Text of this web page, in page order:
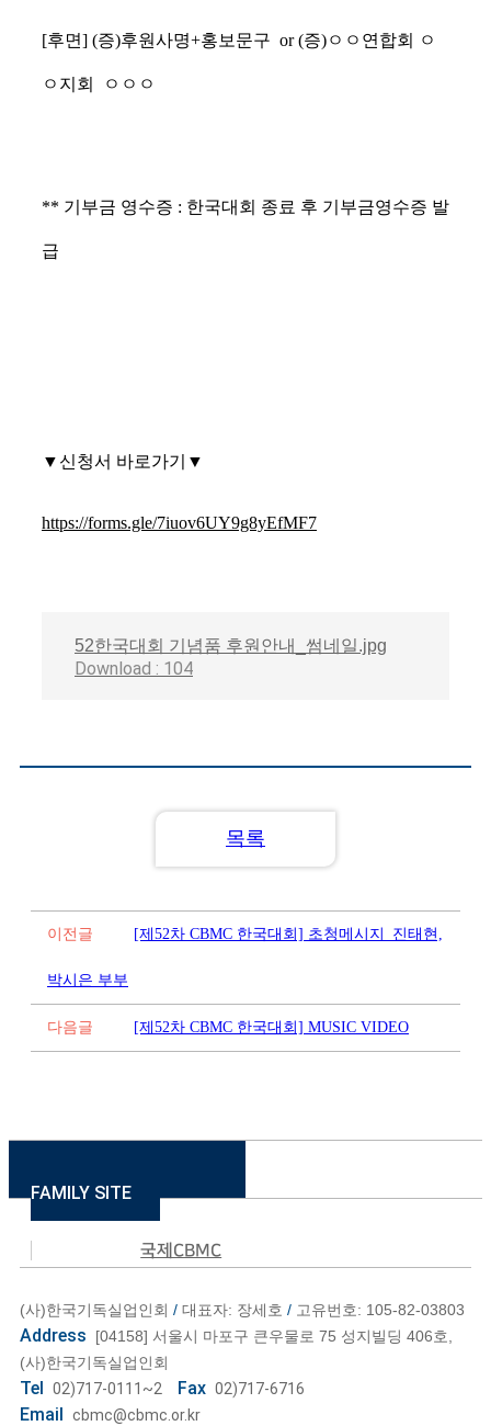
[후면] (증)후원사명+홍보문구 or (증)ㅇㅇ연합회 ㅇ
ㅇ지회 ㅇㅇㅇ
** 기부금 영수증 : 한국대회 종료 후 기부금영수증 발
급
▼신청서 바로가기▼
https://forms.gle/7iuov6UY9g8yEfMF7
52한국대회 기념품 후원안내_썸네일.jpg
Download : 104
목록
이전글 [제52차 CBMC 한국대회] 초청메시지_진태현,
박시은 부부
다음글 [제52차 CBMC 한국대회] MUSIC VIDEO
FAMILY SITE
국제CBMC
(사)한국기독실업인회 / 대표자: 장세호 / 고유번호: 105-82-03803
Address
[04158] 서울시 마포구 큰우물로 75 성지빌딩 406호,
(사)한국기독실업인회
Tel 02)717-0111~2 Fax 02)717-6716
Email cbmc@cbmc.or.kr